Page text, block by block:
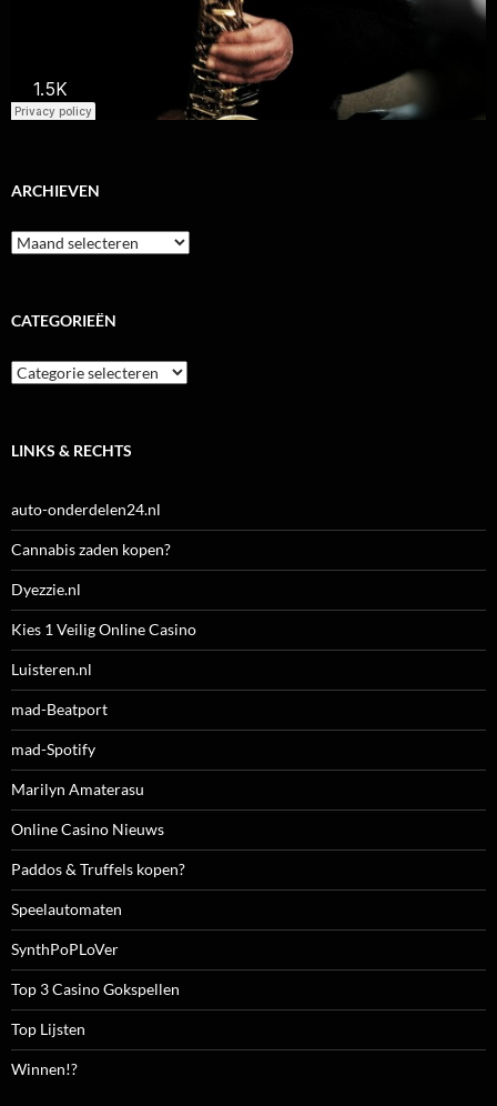
ARCHIEVEN
Archieven
CATEGORIEËN
Categorieën
LINKS & RECHTS
auto-onderdelen24.nl
Cannabis zaden kopen?
Dyezzie.nl
Kies 1 Veilig Online Casino
Luisteren.nl
mad-Beatport
mad-Spotify
Marilyn Amaterasu
Online Casino Nieuws
Paddos & Truffels kopen?
Speelautomaten
SynthPoPLoVer
Top 3 Casino Gokspellen
Top Lijsten
Winnen!?